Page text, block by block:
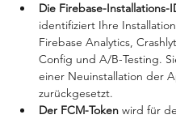
Die Firebase-Installations-
identifiziert Ihre
Firebase Analytics,
Config und A/B-Testing.
einer Neuinstallation der
zurückgesetzt.
Der FCM-Token wird für